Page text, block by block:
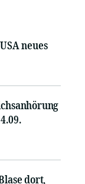
neues
dort,